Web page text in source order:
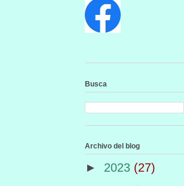
Busca
Archivo del blog
► 2023 (27)